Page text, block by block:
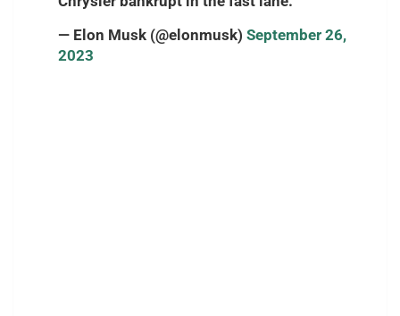
— Elon Musk (@elonmusk) September 26,
2023